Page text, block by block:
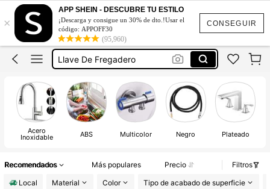
CONSEGUIR
×
APP SHEIN - DESCUBRE TU ESTILO
¡Descarga y consigue un 30% de dto.!Usar el
código: APPOFF30
(95,960)
Extensión De Grifo
Grifo De Cocina
Extensor De Grifo
Llave De Fregadero
Extensión De Grifo
Grifo De Cocina
Acero
Inoxidable ABS Multicolor Negro Plateado
Recomendados Más populares Precio
Filtros
Local
Material Color Tipo de acabado de superficie